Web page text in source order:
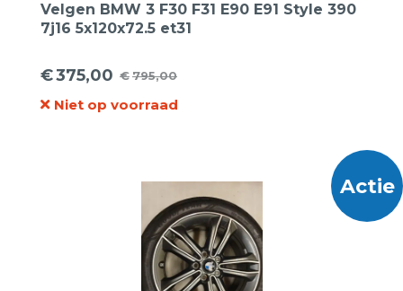
Velgen BMW 3 F30 F31 E90 E91 Style 390
7j16 5x120x72.5 et31
€795,00
Oorspronkelijke
prijs
€375,00
Huidige
prijs
Niet op voorraad
Actie